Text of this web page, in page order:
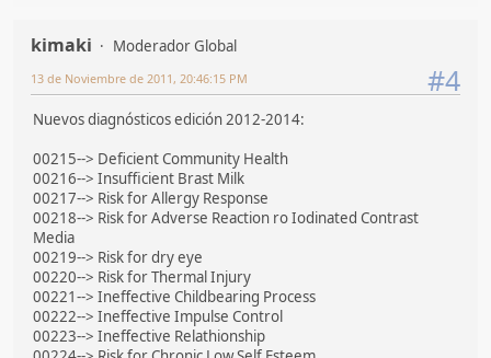
kimaki Moderador Global
#4
13 de Noviembre de 2011, 20:46:15 PM
Nuevos diagnósticos edición 2012-2014:
00215--> Deficient Community Health
00216--> Insufficient Brast Milk
00217--> Risk for Allergy Response
00218--> Risk for Adverse Reaction ro Iodinated Contrast
Media
00219--> Risk for dry eye
00220--> Risk for Thermal Injury
00221--> Ineffective Childbearing Process
00222--> Ineffective Impulse Control
00223--> Ineffective Relathionship